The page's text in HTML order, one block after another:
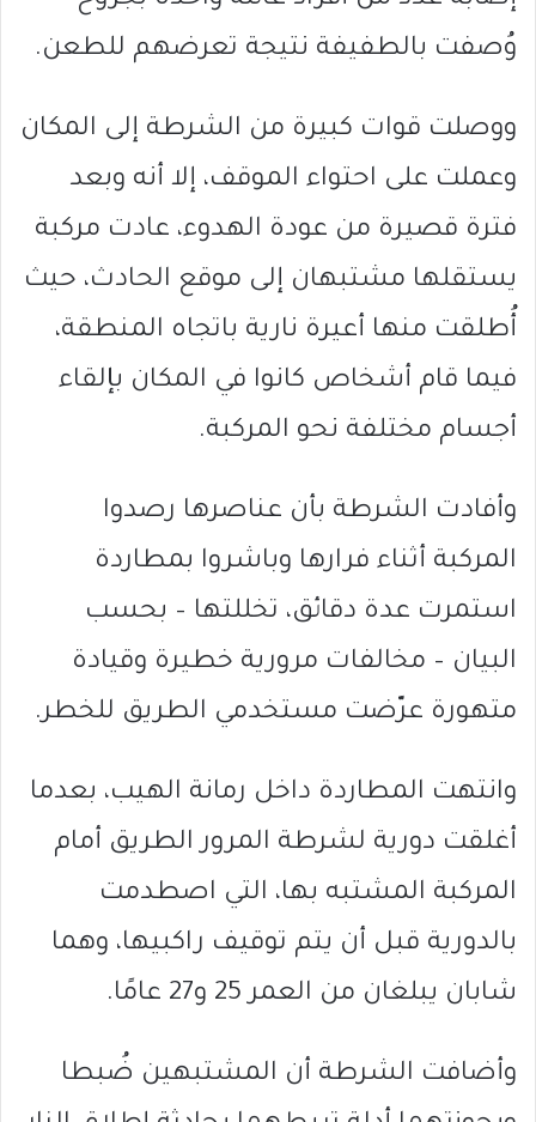
وُصفت بالطفيفة نتيجة تعرضهم للطعن.
ووصلت قوات كبيرة من الشرطة إلى المكان
وعملت على احتواء الموقف، إلا أنه وبعد
فترة قصيرة من عودة الهدوء، عادت مركبة
يستقلها مشتبهان إلى موقع الحادث، حيث
أُطلقت منها أعيرة نارية باتجاه المنطقة،
فيما قام أشخاص كانوا في المكان بإلقاء
أجسام مختلفة نحو المركبة.
وأفادت الشرطة بأن عناصرها رصدوا
المركبة أثناء فرارها وباشروا بمطاردة
استمرت عدة دقائق، تخللتها – بحسب
البيان – مخالفات مرورية خطيرة وقيادة
متهورة عرّضت مستخدمي الطريق للخطر.
وانتهت المطاردة داخل رمانة الهيب، بعدما
أغلقت دورية لشرطة المرور الطريق أمام
المركبة المشتبه بها، التي اصطدمت
بالدورية قبل أن يتم توقيف راكبيها، وهما
شابان يبلغان من العمر 25 و27 عامًا.
وأضافت الشرطة أن المشتبهين ضُبطا